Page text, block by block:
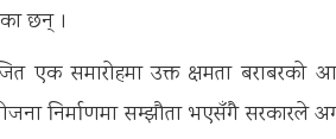
छन् ।
समारोहमा उक्त क्षमता बराबरको
निर्माणमा सम्झौता भएसँगै सरकारले